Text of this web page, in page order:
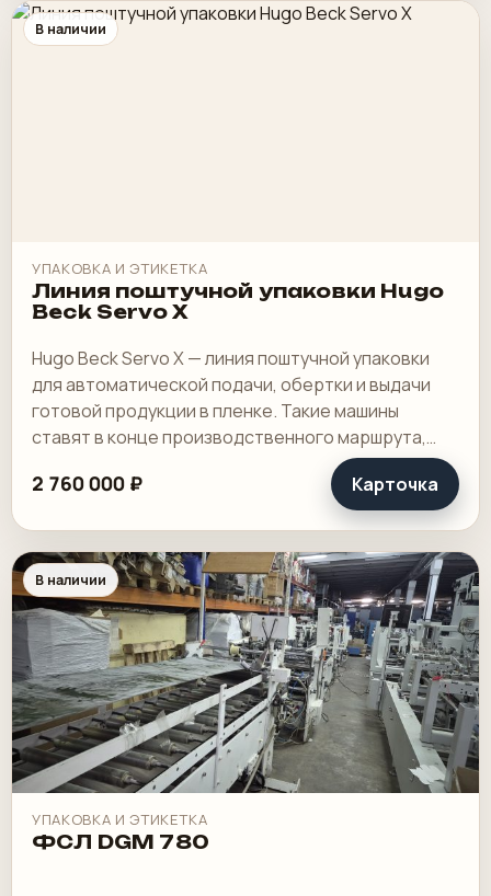
В наличии
УПАКОВКА И ЭТИКЕТКА
Линия поштучной упаковки Hugo
Beck Servo X
Hugo Beck Servo X — линия поштучной упаковки
для автоматической подачи, обертки и выдачи
готовой продукции в пленке. Такие машины
ставят в конце производственного маршрута,
когда упаковка уже должна идти в нормальном.
2 760 000 ₽ Карточка
В наличии
УПАКОВКА И ЭТИКЕТКА
ФСЛ DGM 780